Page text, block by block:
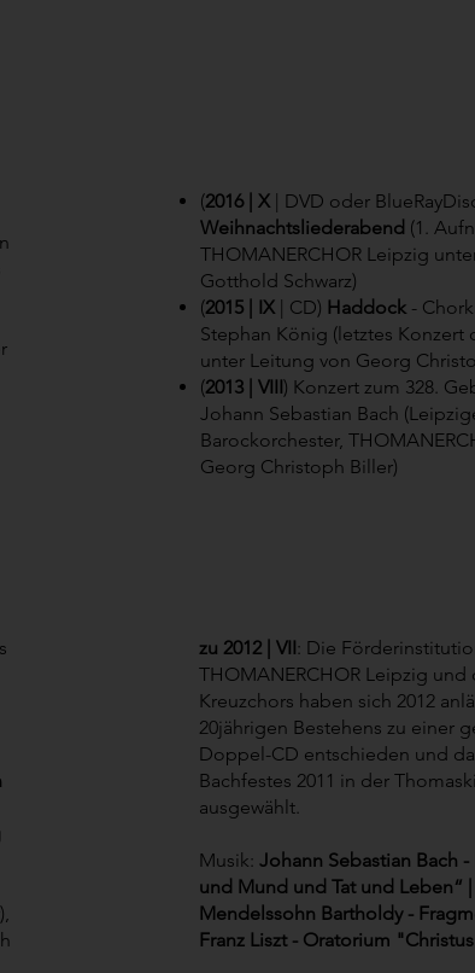
(2016 | X | DVD oder
Weihnachtsliederabend (1.
THOMANERCHOR Leipzig
Gotthold Schwarz)
(2015 | IX | CD) Haddock -
Stephan König (letztes Konzert
unter Leitung von Georg
(2013 | VIII)​ Konzert zum 328.
Johann Sebastian Bach
Barockorchester,
Georg Christoph Biller)
zu 2012 | VII: Die
THOMANERCHOR Leipzig und
Kreuzchors haben sich 2012
20jährigen Bestehens zu einer
Doppel-CD entschieden und
Bachfestes 2011 in der
ausgewählt.
Musik: Johann Sebastian Bach -
und Mund und Tat und Leben“
Mendelssohn Bartholdy -
Franz Liszt - Oratorium